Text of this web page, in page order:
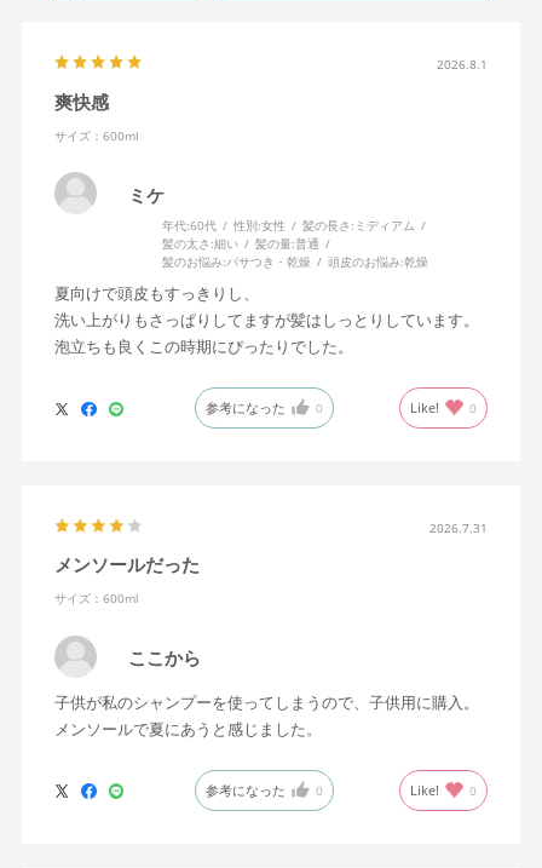
2026.8.1
爽快感
サイズ：600ml
ミケ
年代:60代 性別:女性 髪の長さ: ミディアム
髪の太さ:細い 髪の量:普通
髪のお悩み:パサつき・乾燥 頭皮のお悩み:乾燥
夏向けで頭皮もすっきりし、
洗い上がりもさっぱりしてますが髪はしっとりしています。
泡立ちも良くこの時期にぴったりでした。
参考になった 0 Like! 0
2026.7.31
メンソールだった
サイズ：600ml
ここから
子供が私のシャンプーを使ってしまうので、子供用に購入。
メンソールで夏にあうと感じました。
参考になった 0 Like! 0